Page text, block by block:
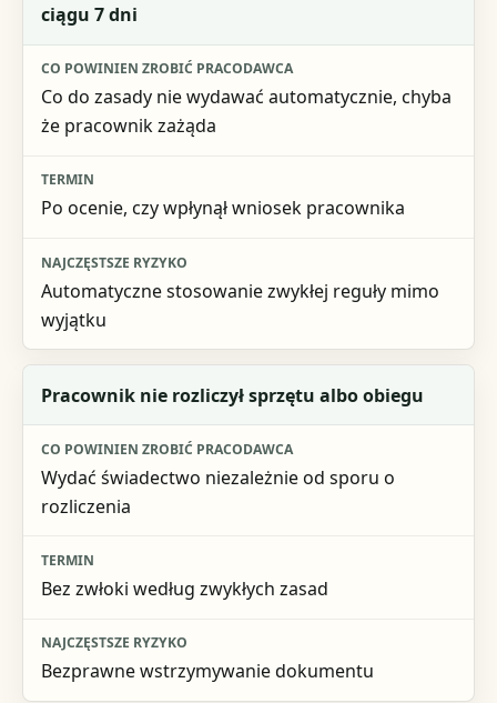
ciągu 7 dni
Co do zasady nie wydawać automatycznie, chyba
że pracownik zażąda
Po ocenie, czy wpłynął wniosek pracownika
Automatyczne stosowanie zwykłej reguły mimo
wyjątku
Pracownik nie rozliczył sprzętu albo obiegu
Wydać świadectwo niezależnie od sporu o
rozliczenia
Bez zwłoki według zwykłych zasad
Bezprawne wstrzymywanie dokumentu